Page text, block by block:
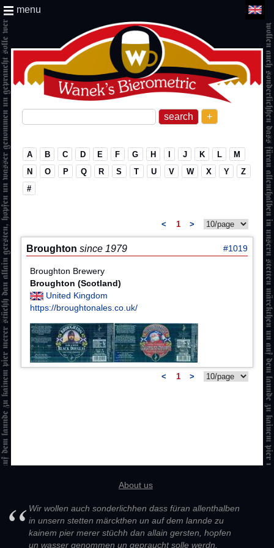
+
menu
A B C D E F G H I J K L
M
N
O P Q R S T U V W X Y
Z
#
< 1 >
Broughton since 1979 #1019
Broughton Brewery
Broughton (Scotland)
United Kingdom
https://broughtonales.co.uk/
< 1 >
About us
Wir wollen auch sonderlichhen dass füran allenthalben
in unsern stetten märckthen un auf dem lannde zu
kainem pier merer stüchh dan allain gersten, hopfen
un wasser genommen un gepraucht solle werdn.